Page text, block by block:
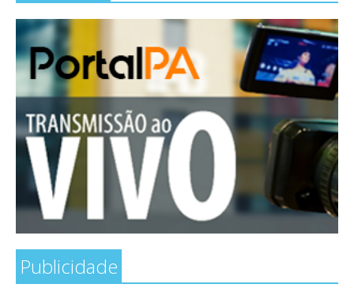
Publicidade